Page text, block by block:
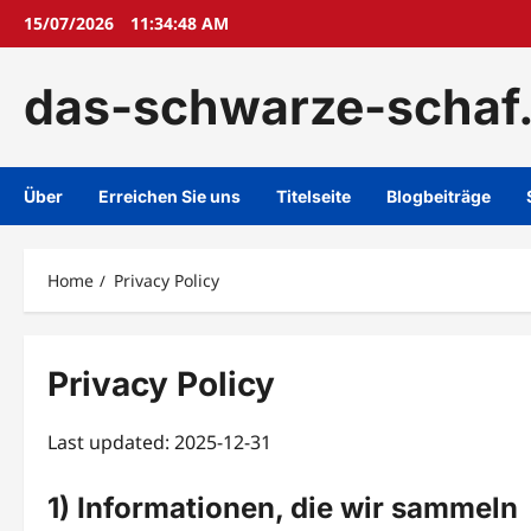
Skip15/07/2026 11:34:49 AM
das-schwarze-
Über Erreichen Sie uns Titelseite Blogbeiträge
Home Privacy Policy
Privacy Policy
Last updated: 2025-12-31
1) Informationen, die wir sammeln